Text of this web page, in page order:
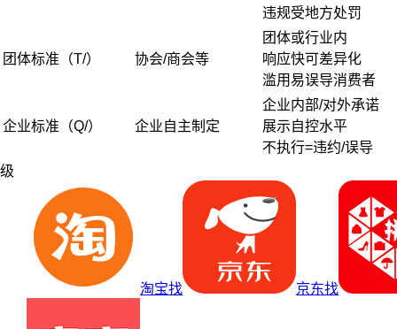
违规受地方处罚
团体标准（T/） 协会/商会等
团体或行业内
响应快可差异化
滥用易误导消费者
企业标准（Q/） 企业自主制定
企业内部/对外承诺
展示自控水平
不执行=违约/误导
级
淘宝找 京东找